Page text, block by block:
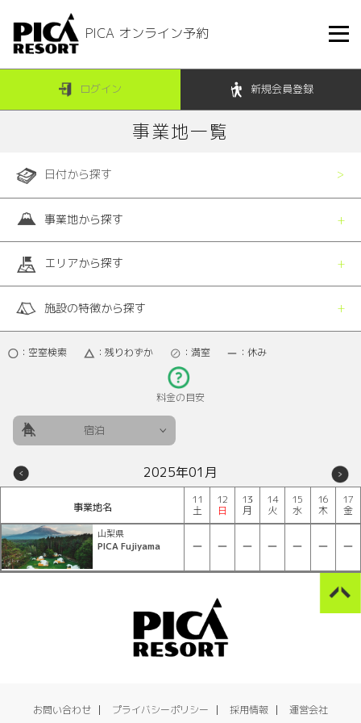
PICA オンライン予約
ログイン 新規会員登録
事業地一覧
日付から探す
事業地から探す
エリアから探す
施設の特徴から探す
：空室検索 ：残りわずか ：満室 ：休み
料金の目安
宿泊
2025年01月
事業地名
11
土
12
日
13
月
14
火
15
水
16
木
17
金
山梨県
PICA Fujiyama
お問い合わせ プライバシーポリシー 採用情報 運営会社